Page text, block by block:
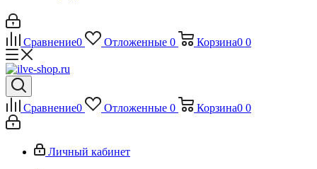
Сравнение0 Отложенные 0 Корзина0 0
Сравнение0 Отложенные 0 Корзина0 0
Личный кабинет